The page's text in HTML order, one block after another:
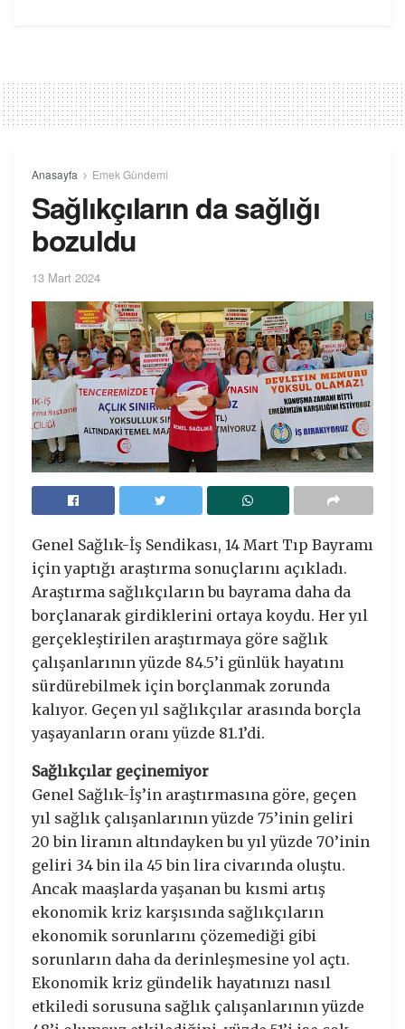
Anasayfa Emek Gündemi
Sağlıkçıların da sağlığı
bozuldu
13 Mart 2024
Genel Sağlık-İş Sendikası, 14 Mart Tıp Bayramı
için yaptığı araştırma sonuçlarını açıkladı.
Araştırma sağlıkçıların bu bayrama daha da
borçlanarak girdiklerini ortaya koydu. Her yıl
gerçekleştirilen araştırmaya göre sağlık
çalışanlarının yüzde 84.5’i günlük hayatını
sürdürebilmek için borçlanmak zorunda
kalıyor. Geçen yıl sağlıkçılar arasında borçla
yaşayanların oranı yüzde 81.1’di.
Sağlıkçılar geçinemiyor
Genel Sağlık-İş’in araştırmasına göre, geçen
yıl sağlık çalışanlarının yüzde 75’inin geliri
20 bin liranın altındayken bu yıl yüzde 70’inin
geliri 34 bin ila 45 bin lira civarında oluştu.
Ancak maaşlarda yaşanan bu kısmi artış
ekonomik kriz karşısında sağlıkçıların
ekonomik sorunlarını çözemediği gibi
sorunların daha da derinleşmesine yol açtı.
Ekonomik kriz gündelik hayatınızı nasıl
etkiledi sorusuna sağlık çalışanlarının yüzde